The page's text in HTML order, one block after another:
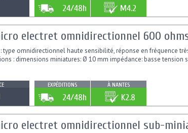
24/48h M4.2
electret omnidirectionnel 600 ohms
type omnidirectionnel haute sensibilité, réponse en fréquence
: dimensions miniatures: Ø 10 mm impédance: basse tension
EXPÉDITIONS
24/48h
À NANTES
K2.8
electret omnidirectionnel sub-